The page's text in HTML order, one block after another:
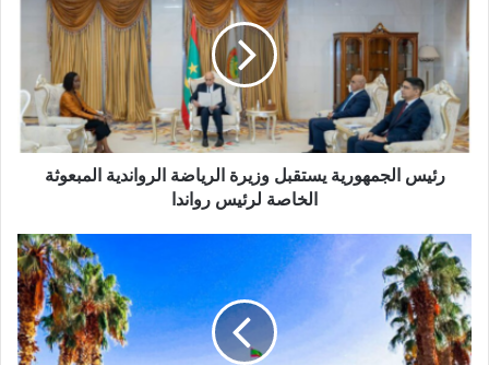
رئيس الجمهورية يستقبل وزيرة الرياضة الرواندية المبعوثة
الخاصة لرئيس رواندا